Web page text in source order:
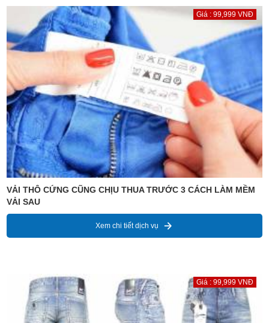
Giá : 99,999 VNĐ
VẢI THÔ CỨNG CŨNG CHỊU THUA TRƯỚC 3 CÁCH LÀM MỀM
VẢI SAU
Xem chi tiết dịch vụ
Giá : 99,999 VNĐ